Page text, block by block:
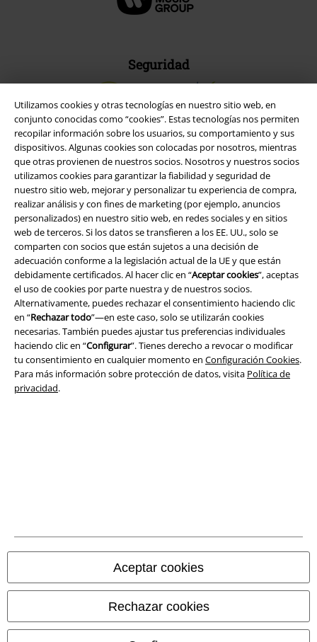
Utilizamos cookies y otras tecnologías en nuestro sitio web, en
conjunto conocidas como “cookies”. Estas tecnologías nos permiten
recopilar información sobre los usuarios, su comportamiento y sus
dispositivos. Algunas cookies son colocadas por nosotros, mientras
que otras provienen de nuestros socios. Nosotros y nuestros socios
utilizamos cookies para garantizar la fiabilidad y seguridad de
nuestro sitio web, mejorar y personalizar tu experiencia de compra,
realizar análisis y con fines de marketing (por ejemplo, anuncios
personalizados) en nuestro sitio web, en redes sociales y en sitios
web de terceros. Si los datos se transfieren a los EE. UU., solo se
comparten con socios que están sujetos a una decisión de
adecuación conforme a la legislación actual de la UE y que están
debidamente certificados. Al hacer clic en “Aceptar cookies”, aceptas
el uso de cookies por parte nuestra y de nuestros socios.
Alternativamente, puedes rechazar el consentimiento haciendo clic
en “Rechazar todo”—en este caso, solo se utilizarán cookies
necesarias. También puedes ajustar tus preferencias individuales
haciendo clic en “Configurar”. Tienes derecho a revocar o modificar
tu consentimiento en cualquier momento en Configuración Cookies.
Para más información sobre protección de datos, visita Política de
privacidad.
Aceptar cookies
Rechazar cookies
Seguridad
Legal
Términos y Condiciones
Aviso Legal
Ley protección de datos
Eliminación de residuos y protección del medioambiente
Todos los precios incluyen el IVA pero no losgastos de transporte
© 1986-2026 E.M.P. Merchandising HGmbH